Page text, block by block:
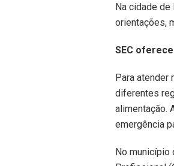
Na cidade
orientações,
SEC
Para atender
diferentes
alimentação.
emergência
No município